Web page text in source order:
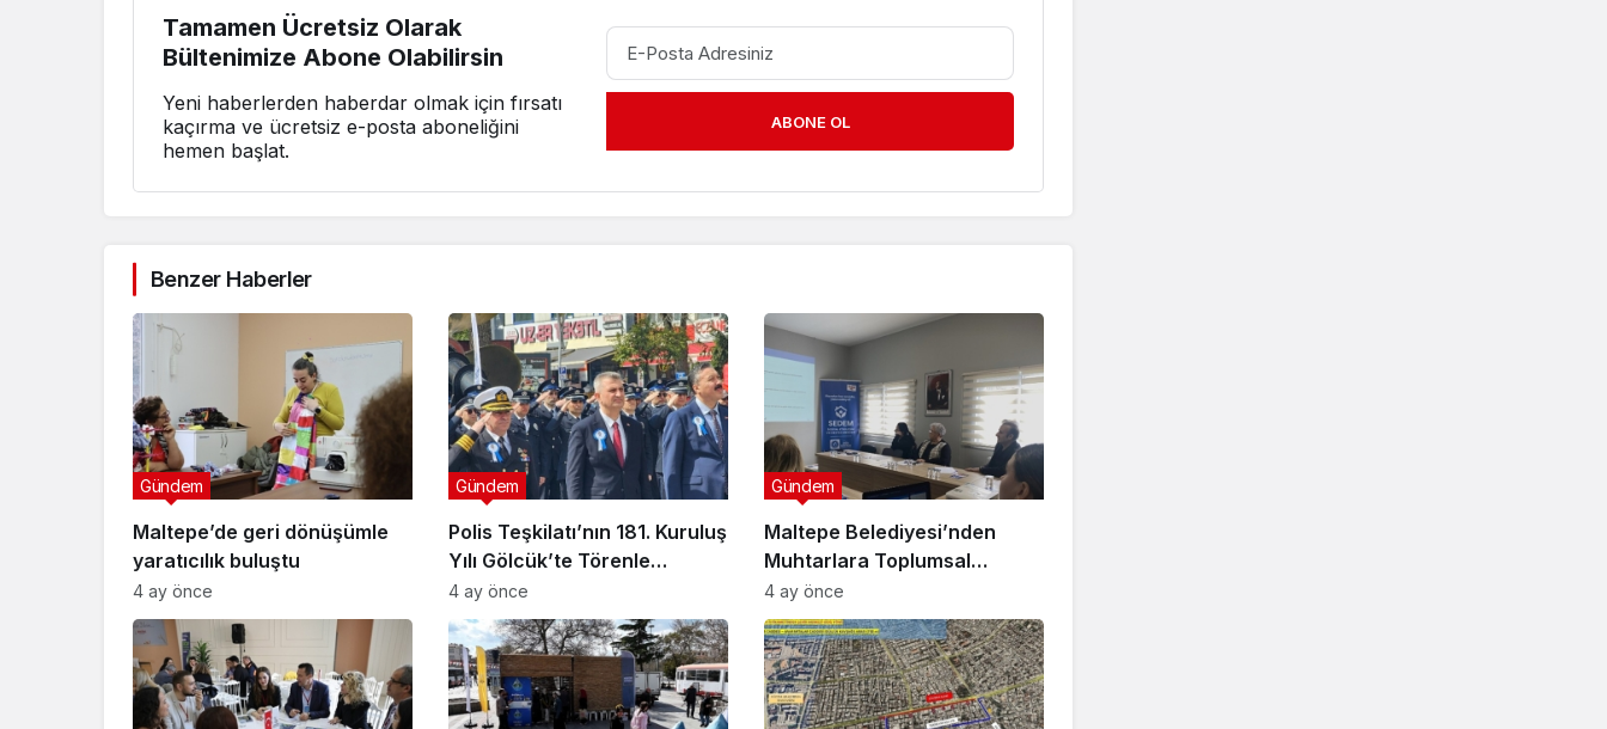
Tamamen Ücretsiz Olarak
Bültenimize Abone Olabilirsin
Yeni haberlerden haberdar olmak için fırsatı
kaçırma ve ücretsiz e-posta aboneliğini
hemen başlat.
ABONE OL
Benzer Haberler
Maltepe’de geri dönüşümle
yaratıcılık buluştu
Gündem
4 ay önce
Polis Teşkilatı’nın 181. Kuruluş
Yılı Gölcük’te Törenle
Kutlandı
Gündem
4 ay önce
Maltepe Belediyesi’nden
Muhtarlara Toplumsal
Cinsiyet Eşitliği Semineri
Gündem
4 ay önce